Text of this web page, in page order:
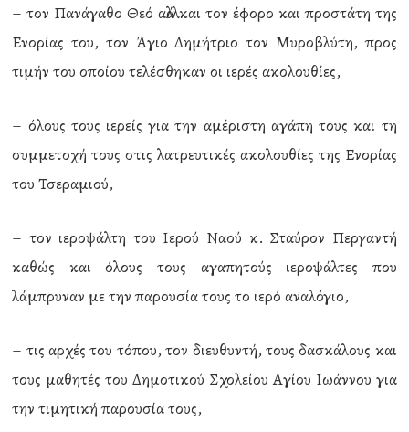
– τον Πανάγαθο Θεό αλλά και τον έφορο και προστάτη της
Ενορίας του, τον Άγιο Δημήτριο τον Μυροβλύτη, προς
τιμήν του οποίου τελέσθηκαν οι ιερές ακολουθίες,
– όλους τους ιερείς για την αμέριστη αγάπη τους και τη
συμμετοχή τους στις λατρευτικές ακολουθίες της Ενορίας
του Τσεραμιού,
– τον ιεροψάλτη του Ιερού Ναού κ. Σταύρον Περγαντή
καθώς και όλους τους αγαπητούς ιεροψάλτες που
λάμπρυναν με την παρουσία τους το ιερό αναλόγιο,
– τις αρχές του τόπου, τον διευθυντή, τους δασκάλους και
τους μαθητές του Δημοτικού Σχολείου Αγίου Ιωάννου για
την τιμητική παρουσία τους,